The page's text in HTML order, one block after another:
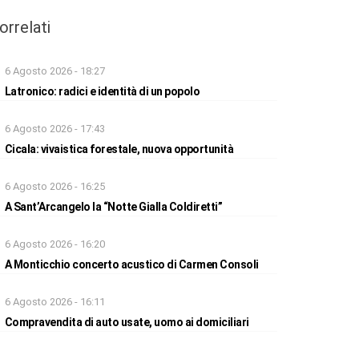
6 Agosto 2026 - 18:27
Latronico: radici e identità di un popolo
6 Agosto 2026 - 17:43
Cicala: vivaistica forestale, nuova opportunità
6 Agosto 2026 - 16:25
A Sant’Arcangelo la “Notte Gialla Coldiretti”
6 Agosto 2026 - 16:20
A Monticchio concerto acustico di Carmen Consoli
6 Agosto 2026 - 16:11
Compravendita di auto usate, uomo ai domiciliari